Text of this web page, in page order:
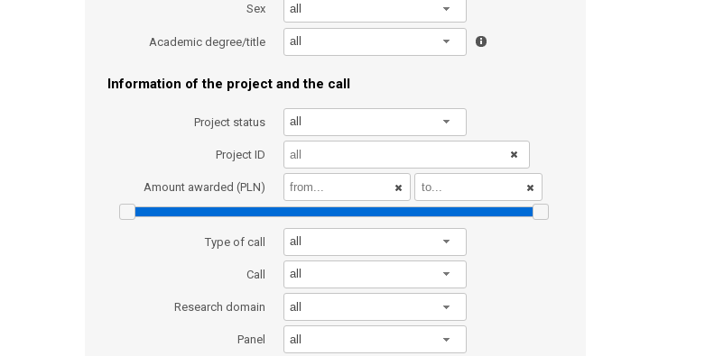
Sex all
Academic degree/title all
Information of the project and the call
Project status all
Project ID
Amount awarded (PLN)
Type of call all
Call all
Research domain all
Panel all